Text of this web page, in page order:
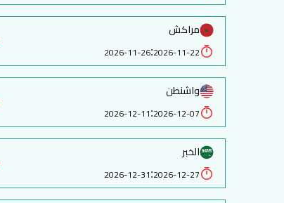
مراكش
2026-11-22
:
2026-11-26
واشنطن
2026-12-07
:
2026-12-11
الخبر
2026-12-27
:
2026-12-31